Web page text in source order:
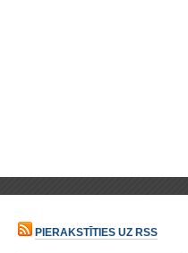
PIERAKSTĪTIES UZ RSS